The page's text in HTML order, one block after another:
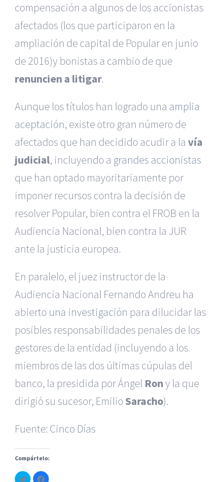
compensación a algunos de los accionistas
afectados (los que participaron en la
ampliación de capital de Popular en junio
de 2016)y bonistas a cambio de que
renuncien a litigar.
Aunque los títulos han logrado una amplia
aceptación, existe otro gran número de
afectados que han decidido acudir a la vía
judicial, incluyendo a grandes accionistas
que han optado mayoritariamente por
imponer recursos contra la decisión de
resolver Popular, bien contra el FROB en la
Audiencia Nacional, bien contra la JUR
ante la justicia europea.
En paralelo, el juez instructor de la
Audiencia Nacional Fernando Andreu ha
abierto una investigación para dilucidar las
posibles responsabilidades penales de los
gestores de la entidad (incluyendo a los
miembros de las dos últimas cúpulas del
banco, la presidida por Ángel Rony la que
dirigió su sucesor, Emilio Saracho).
Fuente: Cinco Días
Compártelo:
Haz Haz
| Reclamación de Accidentes en Murcia|Reclamación
de Accidentes en Madrid |BGD Abogados Madrid | GM
|Formación para Abogados
|Hacer Contrato De